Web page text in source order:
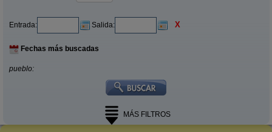
Entrada: Salida: X
Fechas más buscadas
pueblo:
MÁS FILTROS